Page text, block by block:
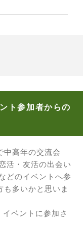
ト参加者からの
中高年の交流会
活・友活の出会い
どのイベントへ参
も多いかと思いま
ベントに参加さ